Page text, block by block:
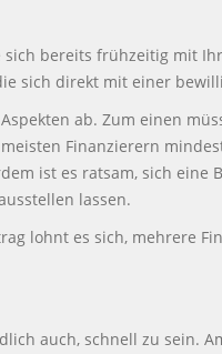
bereits frühzeitig mit
sich direkt mit einer
ab. Zum einen
Finanzierern
ist es ratsam, sich
lassen.
lohnt es sich, mehrere
auch, schnell zu sein.